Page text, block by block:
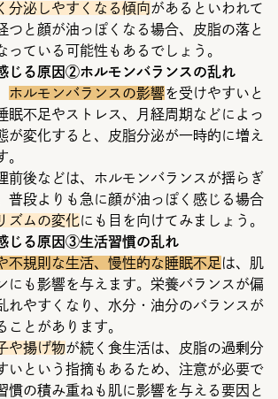
分泌しやすくなる傾向があるといわれて
つと顔が油っぽくなる場合、皮脂の落と
っている可能性もあるでしょう。
じる原因②ホルモンバランスの乱れ
ホルモンバランスの影響を受けやすいと
眠不足やストレス、月経周期などによっ
が変化すると、皮脂分泌が一時的に増え
。
前後などは、ホルモンバランスが揺らぎ
普段よりも急に顔が油っぽく感じる場合
ズムの変化にも目を向けてみましょう。
じる原因③生活習慣の乱れ
不規則な生活、慢性的な睡眠不足は、肌
にも影響を与えます。栄養バランスが偏
れやすくなり、水分・油分のバランスが
ことがあります。
や揚げ物が続く食生活は、皮脂の過剰分
いという指摘もあるため、注意が必要で
慣の積み重ねも肌に影響を与える要因と